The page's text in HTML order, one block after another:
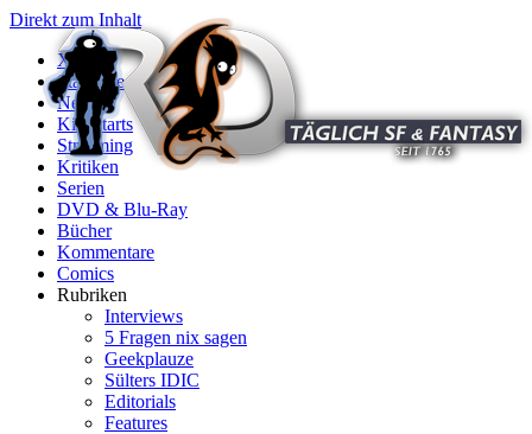
Direkt zum Inhalt
X
Startseite
News
Kinostarts
Streaming
Kritiken
Serien
DVD & Blu-Ray
Bücher
Kommentare
Comics
Rubriken
Interviews
5 Fragen nix sagen
Geekplauze
Sülters IDIC
Editorials
Features